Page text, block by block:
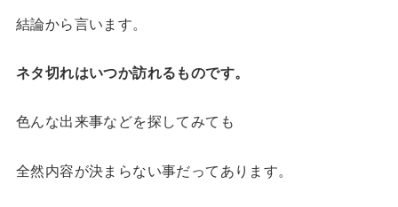
結論から言います。
ネタ切れはいつか訪れるものです。
色んな出来事などを探してみても
全然内容が決まらない事だってあります。